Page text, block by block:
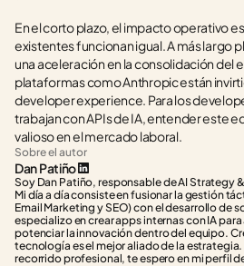
En el corto plazo, el impacto operativo
existentes funcionan igual. A más largo
una aceleración en la consolidación del
plataformas como Anthropic están
developer experience. Para los
trabajan con APIs de IA, entender este
valioso en el mercado laboral.
Sobre el autor
Dan Patiño
Soy Dan Patiño, responsable de AI Strategy
Mi día a día consiste en fusionar la gestión
Email Marketing y SEO) con el desarrollo de
especializo en crear apps internas con IA
potenciar la innovación dentro del equipo.
tecnología es el mejor aliado de la
recorrido profesional, te espero en mi perfil